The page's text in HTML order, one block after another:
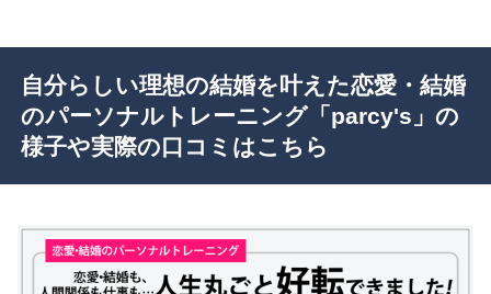
自分らしい理想の結婚を叶えた恋愛・結婚
のパーソナルトレーニング「parcy's」の
様子や実際の口コミはこちら